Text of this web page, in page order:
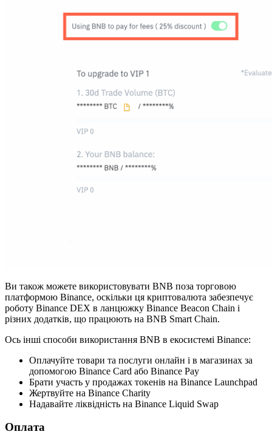
Ви також можете використовувати BNB поза торговою
платформою Binance, оскільки ця криптовалюта забезпечує
роботу Binance DEX в ланцюжку Binance Beacon Chain і
різних додатків, що працюють на BNB Smart Chain.
Ось інші способи використання BNB в екосистемі Binance:
Оплачуйте товари та послуги онлайн і в магазинах за
допомогою Binance Card або Binance Pay
Брати участь у продажах токенів на Binance Launchpad
Жертвуйте на Binance Charity
Надавайте ліквідність на Binance Liquid Swap
Оплата